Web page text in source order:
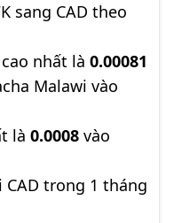
sang CAD theo
nhất là 0.00081
Malawi vào
là 0.0008 vào
CAD trong 1 tháng